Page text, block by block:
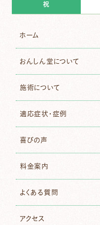
祝
ホーム
おんしん堂について
施術について
適応症状・症例
喜びの声
料金案内
よくある質問
アクセス